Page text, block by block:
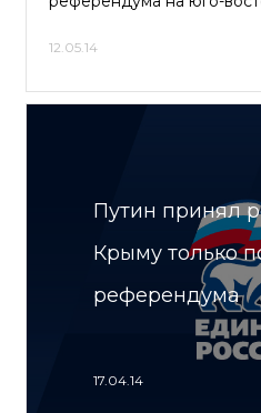
12.05.14
Путин принял
Крыму только
референдума
17.04.14